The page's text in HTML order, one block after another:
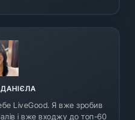
LiveGood. Я вже зробив
і вже входжу до топ-60